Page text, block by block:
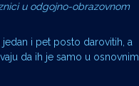
u odgojno-obrazovnom
i pet posto darovitih, a
da ih je samo u osnovnim